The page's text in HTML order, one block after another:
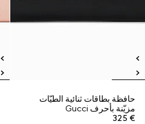
حافظة بطاقات ثنائية الطيّات
مزيّنة بأحرف Gucci
€ 325